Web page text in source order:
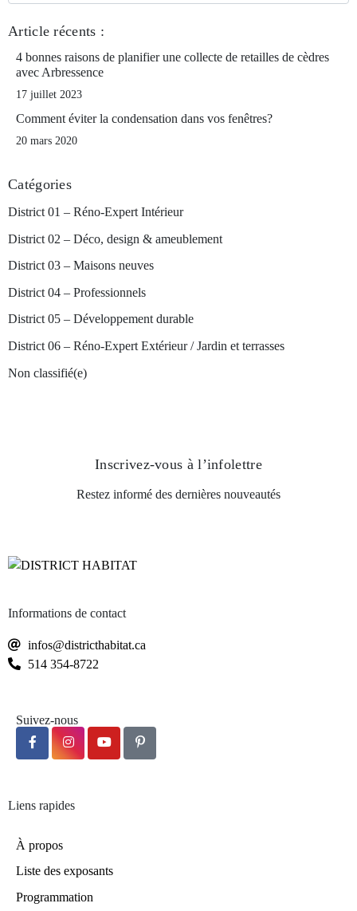
Article récents :
4 bonnes raisons de planifier une collecte de retailles de cèdres
avec Arbressence
17 juillet 2023
Comment éviter la condensation dans vos fenêtres?
20 mars 2020
Catégories
District 01 – Réno-Expert Intérieur
District 02 – Déco, design & ameublement
District 03 – Maisons neuves
District 04 – Professionnels
District 05 – Développement durable
District 06 – Réno-Expert Extérieur / Jardin et terrasses
Non classifié(e)
Inscrivez-vous à l’infolettre
Restez informé des dernières nouveautés
Informations de contact
infos@districthabitat.ca
514 354-8722
Suivez-nous
Liens rapides
À propos
Liste des exposants
Programmation